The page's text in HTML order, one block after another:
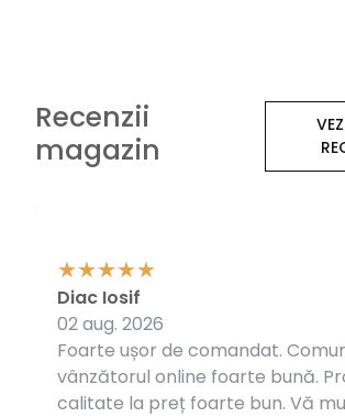
Recenzii
magazin
Foarte ușor de comandat.
vânzătorul online foarte bună.
calitate la preț foarte bun. Vă
Diac Iosif
02 aug. 2026